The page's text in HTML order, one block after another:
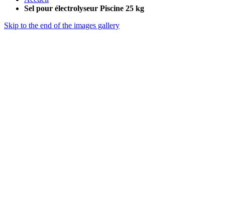
Sel pour électrolyseur Piscine 25 kg
Skip to the end of the images gallery